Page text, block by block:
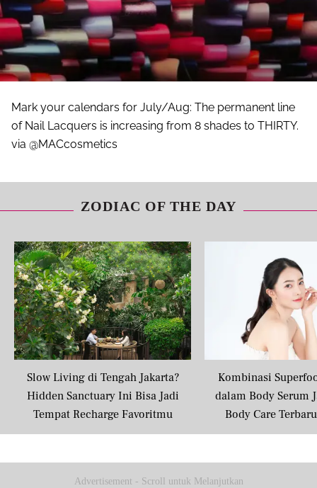
Mark your calendars for July/Aug: The permanent line
of Nail Lacquers is increasing from 8 shades to THIRTY.
via @MACcosmetics
ZODIAC OF THE DAY
Slow Living di Tengah Jakarta?
Hidden Sanctuary Ini Bisa Jadi
Tempat Recharge Favoritmu
Kombinasi
dalam Body Serum
Body Care
Masyarakat
Advertisement - Scroll untuk Melanjutkan